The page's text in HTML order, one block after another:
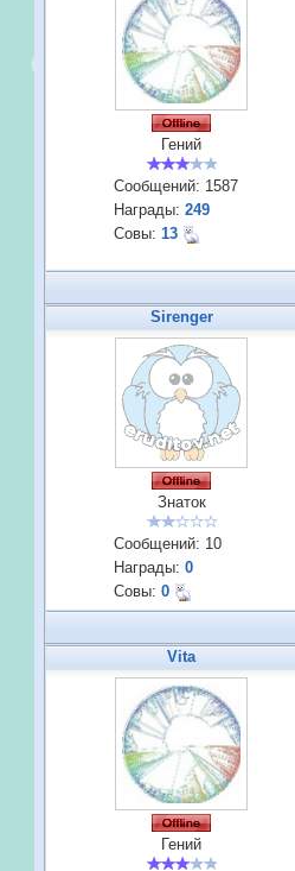
Гений
Сообщений: 1587
Награды: 249
Совы: 13
Sirenger
Знаток
Сообщений: 10
Награды: 0
Совы: 0
Vita
Гений